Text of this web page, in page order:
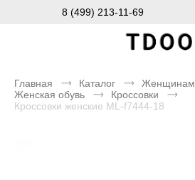
8 (499) 213-11-69
Главная Каталог
Женщинам
Женская обувь
Кроссовки
Кроссовки женские ML-f7444-18